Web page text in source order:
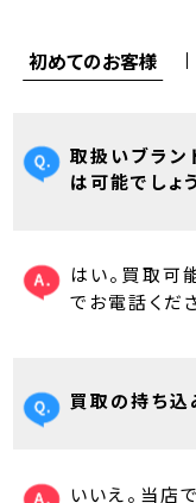
初めてのお客様
取扱いブラン
は可能でしょ
はい。買取可
でお電話くだ
買取の持ち込
いいえ。当店